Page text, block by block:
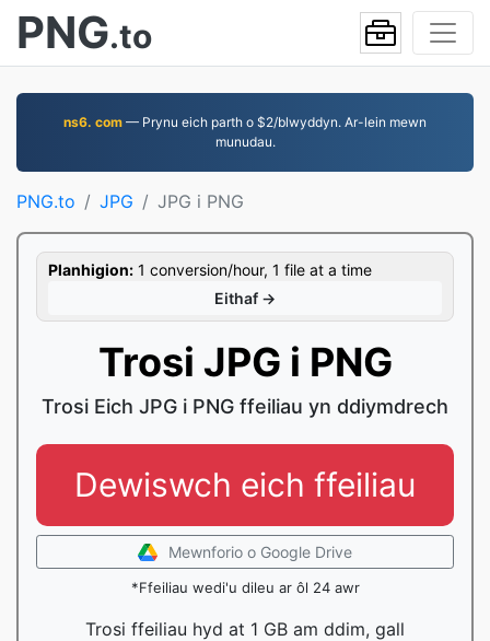
PNG.to
ns6. com — Prynu eich parth o $2/blwyddyn. Ar-lein mewn
munudau.
PNG.to JPG JPG i PNG
Planhigion: 1 conversion/hour, 1 file at a time
Eithaf →
Trosi JPG i PNG
Trosi Eich JPG i PNG ffeiliau yn ddiymdrech
Dewiswch eich ffeiliau
Mewnforio o Google Drive
*Ffeiliau wedi'u dileu ar ôl 24 awr
Trosi ffeiliau hyd at 1 GB am ddim, gall